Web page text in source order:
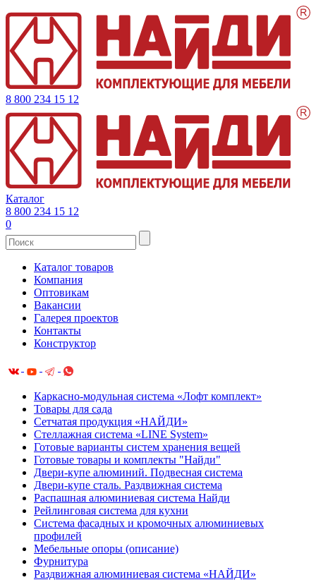
8 800 234 15 12
Каталог
8 800 234 15 12
0
Каталог товаров
Компания
Оптовикам
Вакансии
Галерея проектов
Контакты
Конструктор
Каркасно-модульная система «Лофт комплект»
Товары для сада
Сетчатая продукция «НАЙДИ»
Cтеллажная система «LINE System»
Готовые варианты систем хранения вещей
Готовые товары и комплекты "Найди"
Двери-купе алюминий. Подвесная система
Двери-купе сталь. Раздвижная система
Распашная алюминиевая система Найди
Рейлинговая система для кухни
Система фасадных и кромочных алюминиевых
профилей
Мебельные опоры (описание)
Фурнитура
Раздвижная алюминиевая система «НАЙДИ»